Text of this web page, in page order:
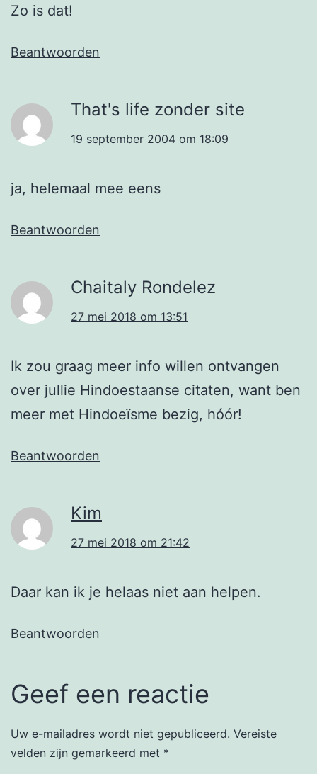
Zo is dat!
Beantwoorden
That's life zonder site
19 september 2004 om 18:09
ja, helemaal mee eens
Beantwoorden
Chaitaly Rondelez
27 mei 2018 om 13:51
Ik zou graag meer info willen ontvangen
over jullie Hindoestaanse citaten, want ben
meer met Hindoeïsme bezig, hóór!
Beantwoorden
Kim
27 mei 2018 om 21:42
Daar kan ik je helaas niet aan helpen.
Beantwoorden
Geef een reactie
Uw e-mailadres wordt niet gepubliceerd. Vereiste
velden zijn gemarkeerd met *